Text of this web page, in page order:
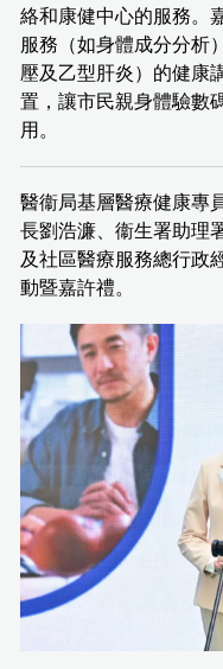
絡和康健中心的服務。
服務（如身體成分分析
壓及乙型肝炎）的健康
置，讓市民親身體驗數
用。
醫衞局基層醫療健康專
長劉浩濂、衞生署助理
及社區醫療服務總行政
動暨嘉許禮。